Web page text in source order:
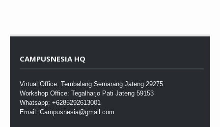
CAMPUSNESIA HQ
Virtual Office: Tembalang Semarang Jateng 29275
Workshop Office: Tegalharjo Pati Jateng 59153
Whatsapp: +6285292613001
Email: Campusnesia@gmail.com